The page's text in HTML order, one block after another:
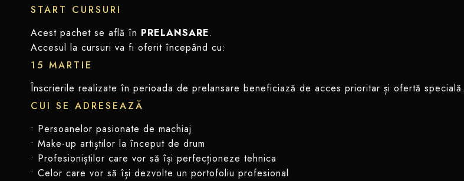
START CURSURI
Acest pachet se află în PRELANSARE.
Accesul la cursuri va fi oferit începând cu:
15 MARTIE
Înscrierile realizate în perioada de prelansare beneficiază de acces prioritar și ofertă specială.
CUI SE ADRESEAZĂ
• Persoanelor pasionate de machiaj
• Make-up artiștilor la început de drum
• Profesioniștilor care vor să își perfecționeze tehnica
• Celor care vor să își dezvolte un portofoliu profesional